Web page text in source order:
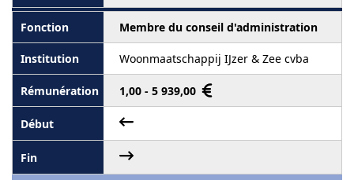
Membre du conseil d'administration
Woonmaatschappij IJzer & Zee cvba
1,00 - 5 939,00